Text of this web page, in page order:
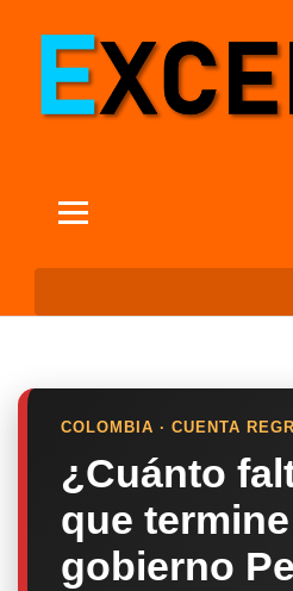
COLOMBIA · CUENTA
¿Cuánto
que termine
gobierno